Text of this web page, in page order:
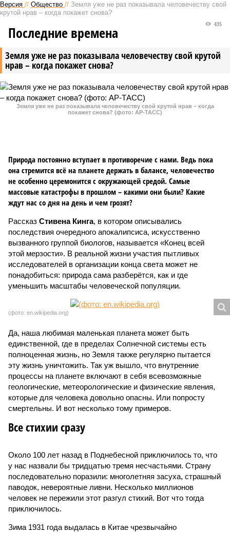
Версия // Общество // Земля уже не раз показывала человечеству свой
крутой нрав – когда покажет снова?
Земля уже не раз показывала человечеству свой крутой
нрав – когда покажет снова?
435
Последние времена
Земля уже не раз показывала человечеству свой крутой нрав – когда
покажет снова? (фото: АР-ТАСС)
Природа постоянно вступает в противоречие с нами. Ведь пока
она стремится всё на планете держать в балансе, человечество
не особенно церемонится с окружающей средой. Самые
массовые катастрофы в прошлом – какими они были? Какие
ждут нас со дня на день и чем грозят?
Рассказ Стивена Кинга, в котором описывались
последствия очередного апокалипсиса, искусственно
вызванного группой биологов, называется «Конец всей
этой мерзости». В реальной жизни участия пытливых
исследователей в организации конца света может не
понадобиться: природа сама разберётся, как и где
уменьшить масштабы человеческой популяции.
(фото: en.wikipedia.org)
Да, наша любимая маленькая планета может быть
единственной, где в пределах Солнечной системы есть
полноценная жизнь, но Земля также регулярно пытается
эту жизнь уничтожить. Так уж вышло, что внутренние
процессы на планете включают в себя всевозможные
геологические, метеорологические и физические явления,
которые для человека довольно опасны. Или попросту
смертельны. И вот несколько тому примеров.
Все стихии сразу
Около 100 лет назад в Поднебесной приключилось то, что
у нас назвали бы тридцатью тремя несчастьями. Страну
последовательно поразили: многолетняя засуха, страшный
паводок, невероятные ливни. Несколько миллионов
человек не пережили этот разгул стихий. Вот что тогда
приключилось.
Зима 1931 года выдалась в Китае чрезвычайно